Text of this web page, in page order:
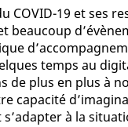
COVID-19 et ses
beaucoup
temps au
de plus en plus à
capacité
à la